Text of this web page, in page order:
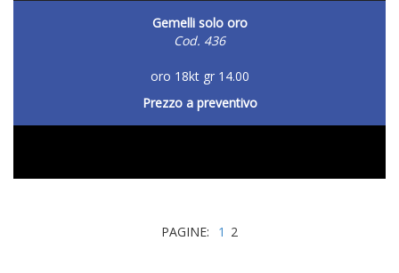
Gemelli solo oro
Cod. 436
oro 18kt gr 14.00
Prezzo a preventivo
PAGINE: 1 2